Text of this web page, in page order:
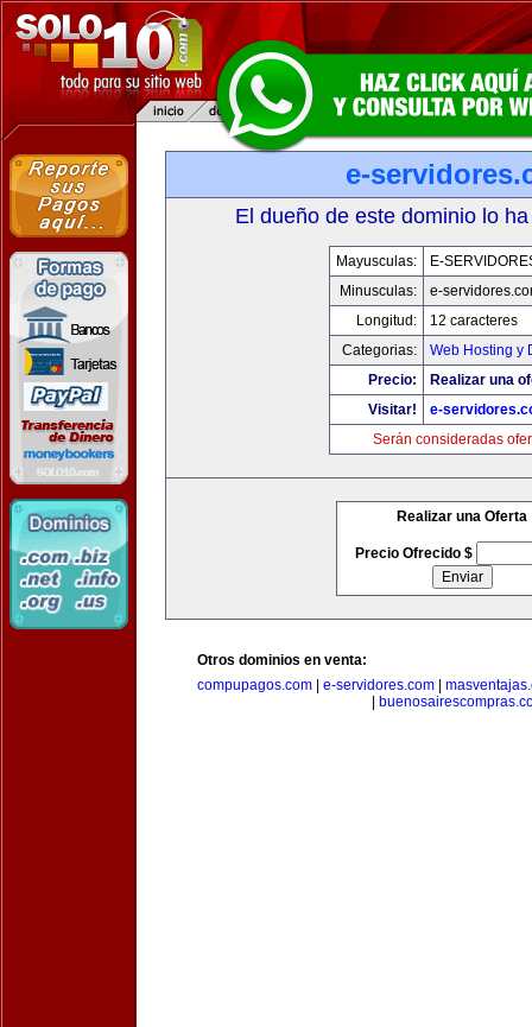
e-
El dueño de este dominio lo
Mayusculas:
E-
Minusculas:
e-
Longitud:
12 caracteres
Categorias:
Web Hosting y
Precio:
Realizar una
Visitar!
e-
Serán consideradas
Realizar una Oferta
Precio Ofrecido $
Otros dominios en venta:
compupagos.com
e-servidores.com